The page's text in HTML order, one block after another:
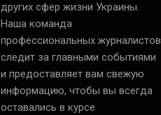
других сфер жизни Украины.
Наша команда
профессиональных журналистов
следит за главными событиями
и предоставляет вам свежую
информацию, чтобы вы всегда
оставались в курсе